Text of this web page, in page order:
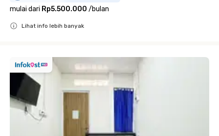
mulai dari Rp5.500.000 /bulan
Lihat info lebih banyak